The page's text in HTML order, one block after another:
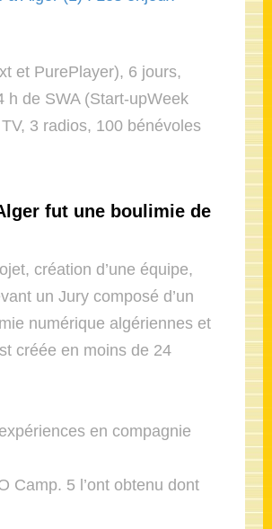
et PurePlayer), 6 jours,
h de SWA (Start-upWeek
3 radios, 100 bénévoles
fut une boulimie de
création d’une équipe,
un Jury composé d’un
numérique algériennes et
créée en moins de 24
en compagnie
Camp. 5 l’ont obtenu dont